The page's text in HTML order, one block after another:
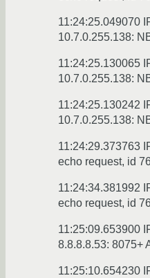
11:24:25.049070
10.7.0.255.138:
11:24:25.130065
10.7.0.255.138:
11:24:25.130242
10.7.0.255.138:
11:24:29.373763
echo request, id
11:24:34.381992
echo request, id
11:25:09.653900
8.8.8.8.53: 8075+
11:25:10.654230